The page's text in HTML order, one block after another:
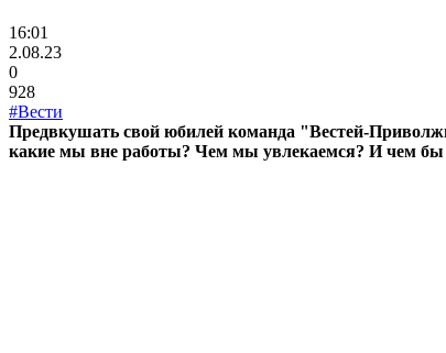
16:01
2.08.23
0
928
#Вести
Предвкушать свой юбилей команда "Вестей-
какие мы вне работы? Чем мы увлекаемся? И чем бы